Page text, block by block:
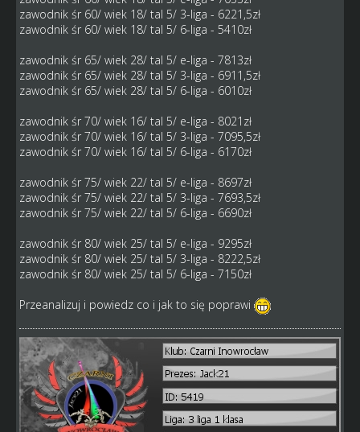
zawodnik śr 60/ wiek 18/ tal 5/ 3-liga - 6221,5zł
zawodnik śr 60/ wiek 18/ tal 5/ 6-liga - 5410zł
zawodnik śr 65/ wiek 28/ tal 5/ e-liga - 7813zł
zawodnik śr 65/ wiek 28/ tal 5/ 3-liga - 6911,5zł
zawodnik śr 65/ wiek 28/ tal 5/ 6-liga - 6010zł
zawodnik śr 70/ wiek 16/ tal 5/ e-liga - 8021zł
zawodnik śr 70/ wiek 16/ tal 5/ 3-liga - 7095,5zł
zawodnik śr 70/ wiek 16/ tal 5/ 6-liga - 6170zł
zawodnik śr 75/ wiek 22/ tal 5/ e-liga - 8697zł
zawodnik śr 75/ wiek 22/ tal 5/ 3-liga - 7693,5zł
zawodnik śr 75/ wiek 22/ tal 5/ 6-liga - 6690zł
zawodnik śr 80/ wiek 25/ tal 5/ e-liga - 9295zł
zawodnik śr 80/ wiek 25/ tal 5/ 3-liga - 8222,5zł
zawodnik śr 80/ wiek 25/ tal 5/ 6-liga - 7150zł
Przeanalizuj i powiedz co i jak to się poprawi